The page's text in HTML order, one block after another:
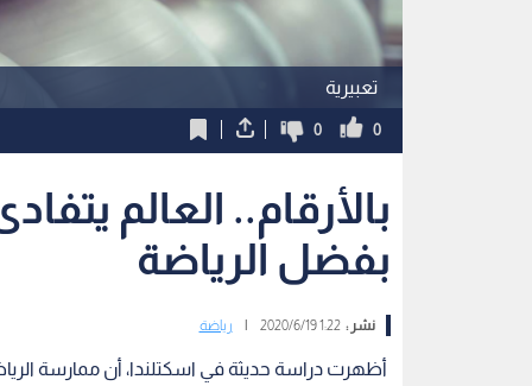
تعبيرية
0
0
بالأرقام.. العالم
بفضل الرياضة
نشر :1:22 2020/6/19 رياضة
أظهرت دراسة حديثة في اسكتلندا، أن ممارسة